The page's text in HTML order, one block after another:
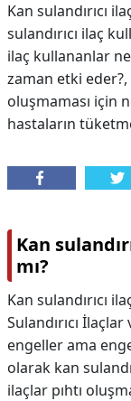
Kan sulandırıcı
sulandırıcı ilaç
ilaç kullananlar
zaman etki eder?,
oluşmaması için
hastaların
Kan
mı?
Kan sulandırıcı
Sulandırıcı
engeller ama
olarak kan
ilaçlar pıhtı